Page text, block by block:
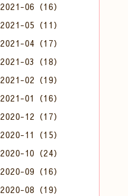
2021-06（16）
2021-05（11）
2021-04（17）
2021-03（18）
2021-02（19）
2021-01（16）
2020-12（17）
2020-11（15）
2020-10（24）
2020-09（16）
2020-08（19）